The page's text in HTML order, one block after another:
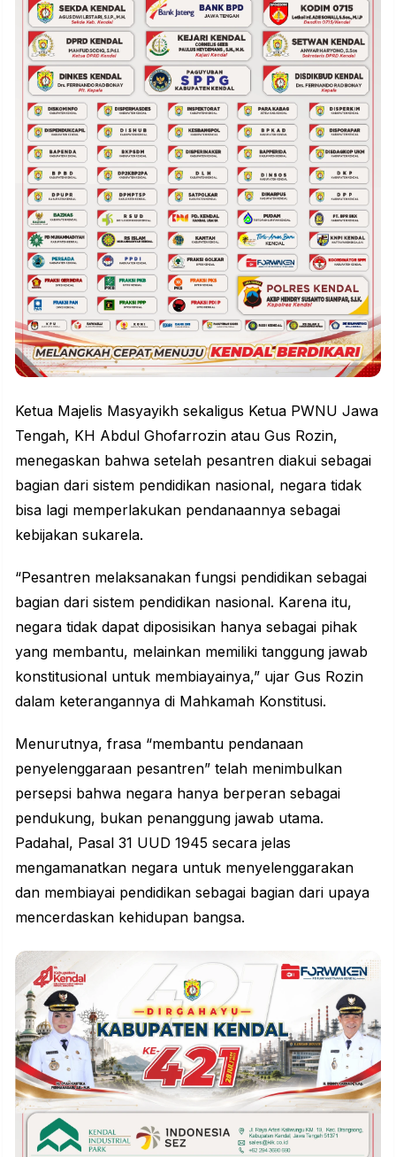
Ketua Majelis Masyayikh sekaligus Ketua PWNU Jawa
Tengah, KH Abdul Ghofarrozin atau Gus Rozin,
menegaskan bahwa setelah pesantren diakui sebagai
bagian dari sistem pendidikan nasional, negara tidak
bisa lagi memperlakukan pendanaannya sebagai
kebijakan sukarela.
“Pesantren melaksanakan fungsi pendidikan sebagai
bagian dari sistem pendidikan nasional. Karena itu,
negara tidak dapat diposisikan hanya sebagai pihak
yang membantu, melainkan memiliki tanggung jawab
konstitusional untuk membiayainya,” ujar Gus Rozin
dalam keterangannya di Mahkamah Konstitusi.
Menurutnya, frasa “membantu pendanaan
penyelenggaraan pesantren” telah menimbulkan
persepsi bahwa negara hanya berperan sebagai
pendukung, bukan penanggung jawab utama.
Padahal, Pasal 31 UUD 1945 secara jelas
mengamanatkan negara untuk menyelenggarakan
dan membiayai pendidikan sebagai bagian dari upaya
mencerdaskan kehidupan bangsa.